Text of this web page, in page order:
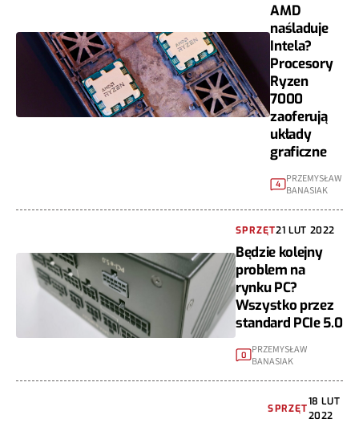
AMD
naśladuje
Intela?
Procesory
Ryzen
7000
zaoferują
układy
graficzne
4
PRZEMYSŁAW
BANASIAK
SPRZĘT21 LUT 2022
Będzie kolejny
problem na
rynku PC?
Wszystko przez
standard PCIe 5.0
0
PRZEMYSŁAW
BANASIAK
SPRZĘT
18 LUT
2022